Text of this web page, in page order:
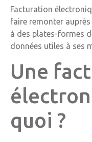
Facturation
faire remonter
à des plates-formes
données utiles à ses
Une
quoi ?